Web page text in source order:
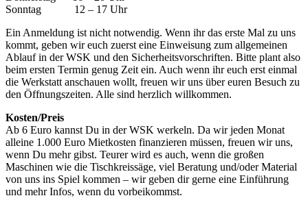
Sonntag 12 – 17 Uhr
Ein Anmeldung ist nicht notwendig. Wenn ihr das erste Mal zu uns
kommt, geben wir euch zuerst eine Einweisung zum allgemeinen
Ablauf in der WSK und den Sicherheitsvorschriften. Bitte plant also
beim ersten Termin genug Zeit ein. Auch wenn ihr euch erst einmal
die Werkstatt anschauen wollt, freuen wir uns über euren Besuch zu
den Öffnungszeiten. Alle sind herzlich willkommen.
Kosten/Preis
Ab 6 Euro kannst Du in der WSK werkeln. Da wir jeden Monat
alleine 1.000 Euro Mietkosten finanzieren müssen, freuen wir uns,
wenn Du mehr gibst. Teurer wird es auch, wenn die großen
Maschinen wie die Tischkreissäge, viel Beratung und/oder Material
von uns ins Spiel kommen – wir geben dir gerne eine Einführung
und mehr Infos, wenn du vorbeikommst.